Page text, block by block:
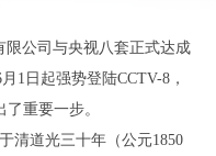
公司与央视八套正式达成
1日起强势登陆CCTV-8，
重要一步。
道光三十年（公元1850